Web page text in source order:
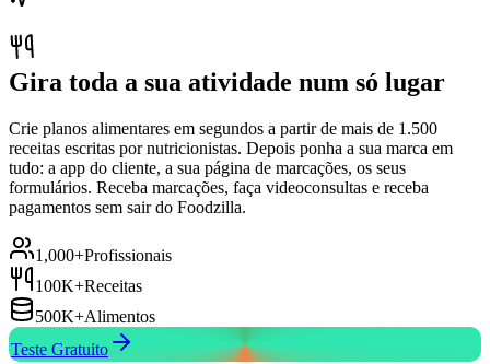
Gira toda a sua atividade num só lugar
Crie planos alimentares em segundos a partir de mais de 1.500
receitas escritas por nutricionistas. Depois ponha a sua marca em
tudo: a app do cliente, a sua página de marcações, os seus
formulários. Receba marcações, faça videoconsultas e receba
pagamentos sem sair do Foodzilla.
1,000+Profissionais
100K+Receitas
500K+Alimentos
Teste Gratuito